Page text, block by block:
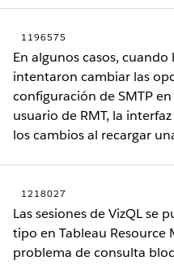
1196575
En algunos casos, cuando
intentaron cambiar las
configuración de SMTP
usuario de RMT, la
los cambios al recargar
1218027
Las sesiones de VizQL se
tipo en Tableau Resource
problema de consulta